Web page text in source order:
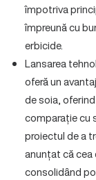
împotriva
împreună cu
erbicide.
Lansarea
oferă un
de soia,
comparație cu
proiectul de a
anunțat că cea
consolidând